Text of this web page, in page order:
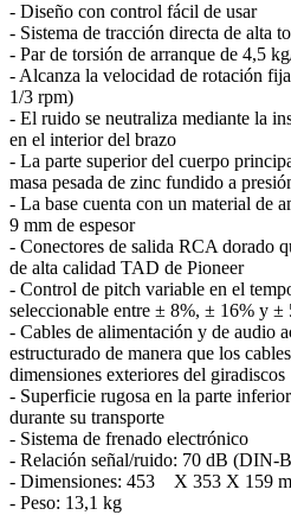
- Diseño con control fácil de usar
- Sistema de tracción directa de alta
- Par de torsión de arranque de 4,5
- Alcanza la velocidad de rotación
1/3 rpm)
- El ruido se neutraliza mediante la
en el interior del brazo
- La parte superior del cuerpo
masa pesada de zinc fundido a
- La base cuenta con un material de
9 mm de espesor
- Conectores de salida RCA dorado
de alta calidad TAD de Pioneer
- Control de pitch variable en el
seleccionable entre ± 8%, ± 16% y ±
- Cables de alimentación y de audio
estructurado de manera que los
dimensiones exteriores del giradiscos
- Superficie rugosa en la parte
durante su transporte
- Sistema de frenado electrónico
- Relación señal/ruido: 70 dB (DIN-
- Dimensiones: 453 X 353 X 159
- Peso: 13,1 kg